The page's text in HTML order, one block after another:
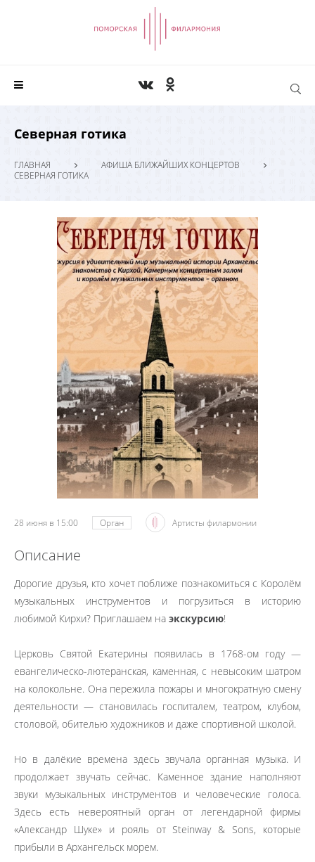
Северная готика
ГЛАВНАЯ
АФИША БЛИЖАЙШИХ КОНЦЕРТОВ
СЕВЕРНАЯ ГОТИКА
28 июня в 15:00 Орган Артисты филармонии
Описание
Дорогие друзья, кто хочет поближе познакомиться с Королём
музыкальных инструментов и погрузиться в историю
любимой Кирхи? Приглашаем на экскурсию!
Церковь Святой Екатерины появилась в 1768-ом году —
евангелическо-лютеранская, каменная, с невысоким шатром
на колокольне. Она пережила пожары и многократную смену
деятельности — становилась госпиталем, театром, клубом,
столовой, обителью художников и даже спортивной школой.
Но в далёкие времена здесь звучала органная музыка. И
продолжает звучать сейчас. Каменное здание наполняют
звуки музыкальных инструментов и человеческие голоса.
Здесь есть невероятный орган от легендарной фирмы
«Александр Шуке» и рояль от Steinway & Sons, которые
прибыли в Архангельск морем.